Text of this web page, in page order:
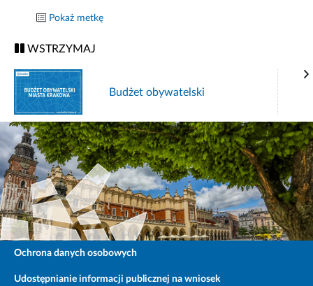
Pokaż metkę
WSTRZYMAJ
Budżet obywatelski
Ochrona danych osobowych
Udostępnianie informacji publicznej na wniosek